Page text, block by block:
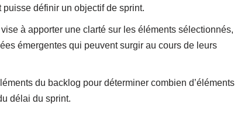
définir un objectif de sprint.
à apporter une clarté sur les éléments sélectionnés,
émergentes qui peuvent surgir au cours de leurs
du backlog pour déterminer combien d’éléments
délai du sprint.